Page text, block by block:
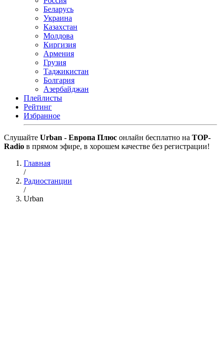
Беларусь
Украина
Казахстан
Молдова
Киргизия
Армения
Грузия
Таджикистан
Болгария
Азербайджан
Плейлисты
Рейтинг
Избранное
Cлушайте Urban - Европа Плюс онлайн бесплатно на TOP-
Radio в прямом эфире, в хорошем качестве без регистрации!
Главная
/
Радиостанции
/
Urban